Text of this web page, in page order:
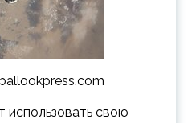
использовать свою